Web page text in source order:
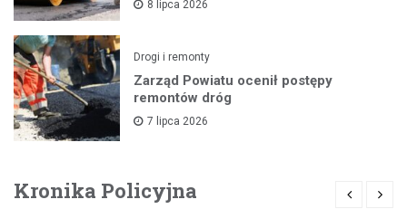
8 lipca 2026
Drogi i remonty
Zarząd Powiatu ocenił postępy
remontów dróg
7 lipca 2026
Kronika Policyjna